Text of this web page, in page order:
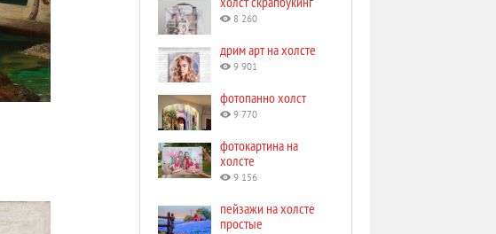
8 260
дрим арт на холсте
9 901
фотопанно холст
9 770
фотокартина на
холсте
9 156
пейзажи на холсте
простые